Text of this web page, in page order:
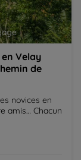
Velay
de
novices en
amis… Chacun